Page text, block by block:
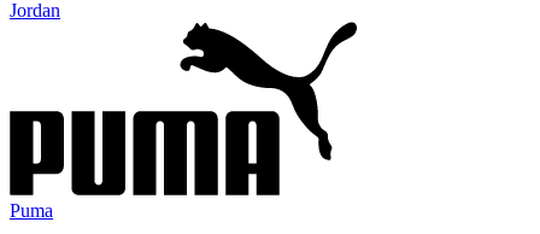
Jordan
Puma